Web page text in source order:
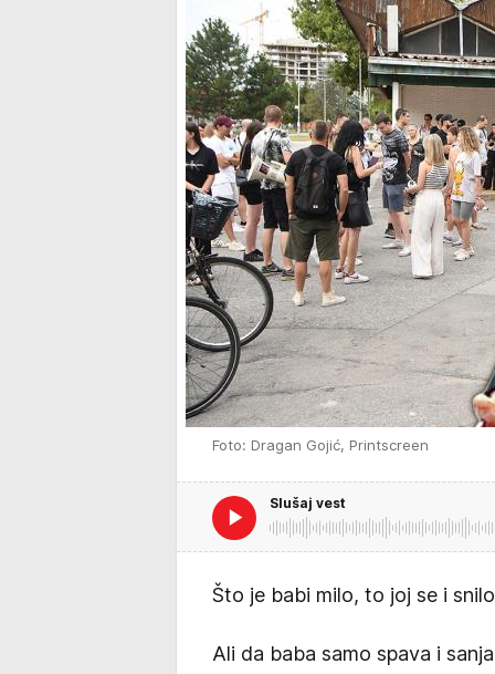
Foto: Dragan Gojić, Printscreen
Slušaj vest
Što je babi milo, to joj se i
Ali da baba samo spava i